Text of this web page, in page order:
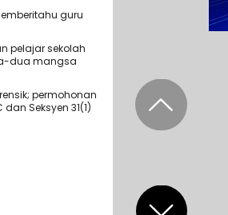
guru
pelajar sekolah
dua mangsa
permohonan
Seksyen 31(1)